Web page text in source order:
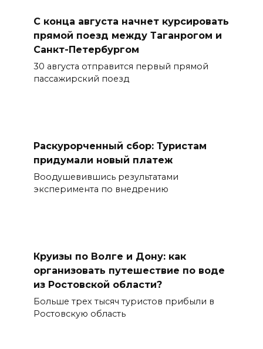
С конца августа начнет курсировать
прямой поезд между Таганрогом и
Санкт-Петербургом
30 августа отправится первый прямой
пассажирский поезд
Раскурорченный сбор: Туристам
придумали новый платеж
Воодушевившись результатами
эксперимента по внедрению
Круизы по Волге и Дону: как
организовать путешествие по воде
из Ростовской области?
Больше трех тысяч туристов прибыли в
Ростовскую область